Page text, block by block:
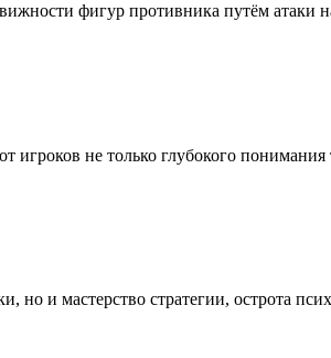
фигур противника путём атаки
не только глубокого
но и мастерство стратегии, острота